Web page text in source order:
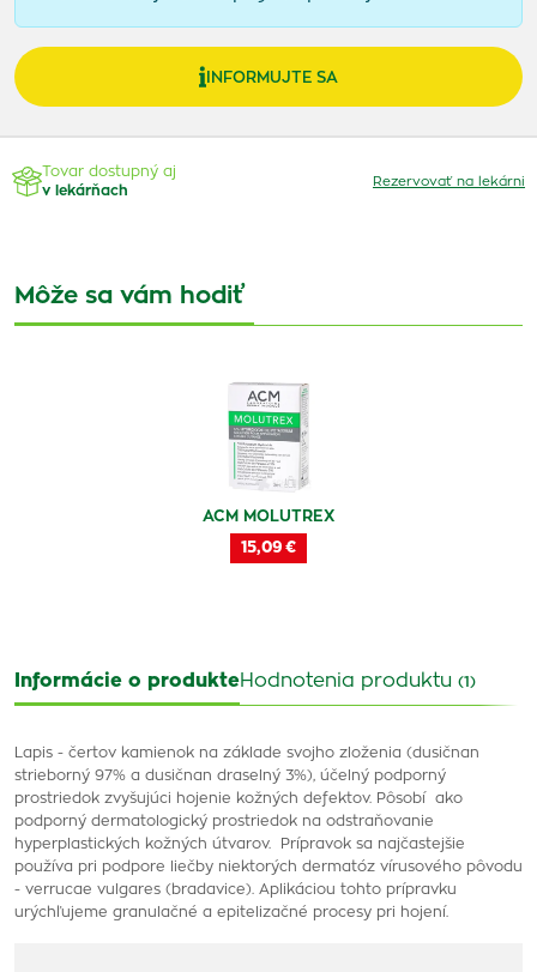
INFORMUJTE SA
Tovar dostupný aj
v lekárňach
Rezervovať na lekárni
Môže sa vám hodiť
ACM MOLUTREX
15,09 €
Informácie o produkteHodnotenia produktu (1)
Lapis - čertov kamienok na základe svojho zloženia (dusičnan
strieborný 97% a dusičnan draselný 3%), účelný podporný
prostriedok zvyšujúci hojenie kožných defektov. Pôsobí ako
podporný dermatologický prostriedok na odstraňovanie
hyperplastických kožných útvarov. Prípravok sa najčastejšie
používa pri podpore liečby niektorých dermatóz vírusového pôvodu
- verrucae vulgares (bradavice). Aplikáciou tohto prípravku
urýchľujeme granulačné a epitelizačné procesy pri hojení.